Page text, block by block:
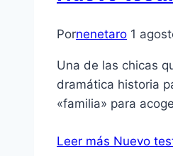
Pornenetaro 1
Una de las chicas
dramática historia
«familia» para
Leer más Nuevo